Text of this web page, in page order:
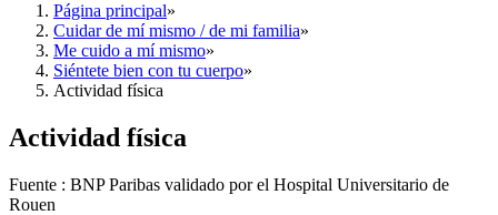
Página principal»
Cuidar de mí mismo / de mi familia»
Me cuido a mí mismo»
Siéntete bien con tu cuerpo»
Actividad física
Actividad física
Fuente : BNP Paribas validado por el Hospital Universitario de
Rouen